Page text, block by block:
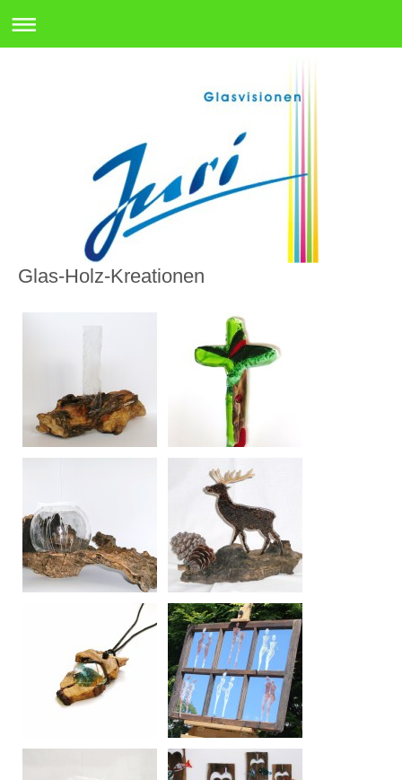
Glas-Holz-Kreationen